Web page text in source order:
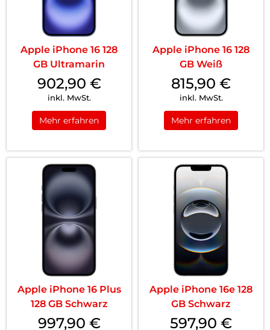
Apple iPhone 16 128
GB Ultramarin
902,90 €
inkl. MwSt.
Mehr erfahren
Apple iPhone 16 128
GB Weiß
815,90 €
inkl. MwSt.
Mehr erfahren
Apple iPhone 16 Plus
128 GB Schwarz
997,90 €
Apple iPhone 16e 128
GB Schwarz
597,90 €